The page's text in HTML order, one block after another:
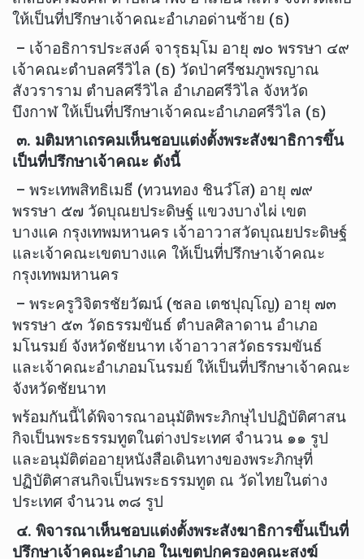
ให้เป็นที่ปรึกษาเจ้าคณะอำเภอด่านซ้าย (ธ)
– เจ้าอธิการประสงค์ จารุธมฺโม อายุ ๗๐ พรรษา ๔๙
เจ้าคณะตำบลศรีวิไล (ธ) วัดป่าศรีชมภูพรญาณ
สังวราราม ตำบลศรีวิไล อำเภอศรีวิไล จังหวัด
บึงกาฬ ให้เป็นที่ปรึกษาเจ้าคณะอำเภอศรีวิไล (ธ)
๓. มติมหาเถรคมเห็นชอบแต่งตั้งพระสังฆาธิการขึ้น
เป็นที่ปรึกษาเจ้าคณะ ดังนี้
– พระเทพสิทธิเมธี (ทวนทอง ชินวํโส) อายุ ๗๙
พรรษา ๕๗ วัดบุณยประดิษฐ์ แขวงบางไผ่ เขต
บางแค กรุงเทพมหานคร เจ้าอาวาสวัดบุณยประดิษฐ์
และเจ้าคณะเขตบางแค ให้เป็นที่ปรึกษาเจ้าคณะ
กรุงเทพมหานคร
– พระครูวิจิตรชัยวัฒน์ (ชลอ เตชปุญฺโญ) อายุ ๗๓
พรรษา ๕๓ วัดธรรมขันธ์ ตำบลศิลาดาน อำเภอ
มโนรมย์ จังหวัดชัยนาท เจ้าอาวาสวัดธรรมขันธ์
และเจ้าคณะอำเภอมโนรมย์ ให้เป็นที่ปรึกษาเจ้าคณะ
จังหวัดชัยนาท
พร้อมกันนี้ได้พิจารณาอนุมัติพระภิกษุไปปฏิบัติศาสน
กิจเป็นพระธรรมทูตในต่างประเทศ จำนวน ๑๑ รูป
และอนุมัติต่ออายุหนังสือเดินทางของพระภิกษุที่
ปฏิบัติศาสนกิจเป็นพระธรรมทูต ณ วัดไทยในต่าง
ประเทศ จำนวน ๓๘ รูป
๔. พิจารณาเห็นชอบแต่งตั้งพระสังฆาธิการขึ้นเป็นที่
ปรึกษาเจ้าคณะอำเภอ ในเขตปกครองคณะสงฆ์